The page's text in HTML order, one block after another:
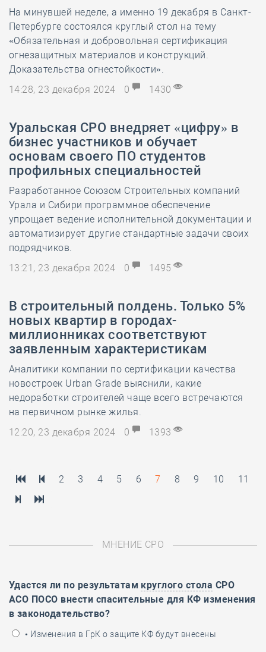
На минувшей неделе, а именно 19 декабря в Санкт-
Петербурге состоялся круглый стол на тему
«Обязательная и добровольная сертификация
огнезащитных материалов и конструкций.
Доказательства огнестойкости».
14:28, 23 декабря 2024
0 1430
Уральская СРО внедряет «цифру» в
бизнес участников и обучает
основам своего ПО студентов
профильных специальностей
Разработанное Союзом Строительных компаний
Урала и Сибири программное обеспечение
упрощает ведение исполнительной документации и
автоматизирует другие стандартные задачи своих
подрядчиков.
13:21, 23 декабря 2024
0 1495
В строительный полдень. Только 5%
новых квартир в городах-
миллионниках соответствуют
заявленным характеристикам
Аналитики компании по сертификации качества
новостроек Urban Grade выяснили, какие
недоработки строителей чаще всего встречаются
на первичном рынке жилья.
12:20, 23 декабря 2024
0 1393
2 3 4 5 6 7 8 9 10 11
МНЕНИЕ СРО
Удастся ли по результатам круглого стола СРО
АСО ПОСО внести спасительные для КФ изменения
в законодательство?
• Изменения в ГрК о защите КФ будут внесены